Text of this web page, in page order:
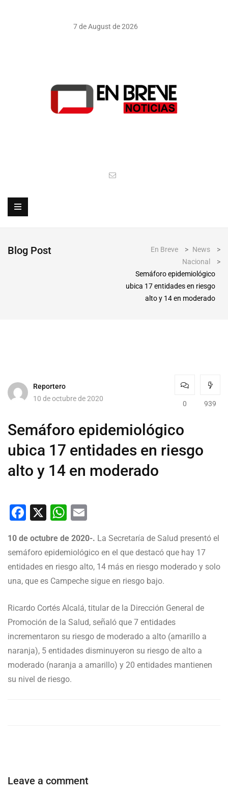
7 de August de 2026
Blog Post En Breve > News
>
Nacional
>
Semáforo epidemiológico
ubica 17 entidades en riesgo
alto y 14 en moderado
Reportero
10 de octubre de 2020
0 939
Semáforo epidemiológico
ubica 17 entidades en riesgo
alto y 14 en moderado
Facebook
X WhatsApp
10 de octubre de 2020-. La Secretaría de Salud presentó el
semáforo epidemiológico en el que destacó que hay 17
entidades en riesgo alto, 14 más en riesgo moderado y solo
una, que es Campeche sigue en riesgo bajo.
Ricardo Cortés Alcalá, titular de la Dirección General de
Promoción de la Salud, señaló que 7 entidades
incrementaron su riesgo de moderado a alto (amarillo a
naranja), 5 entidades disminuyeron su riesgo de alto a
moderado (naranja a amarillo) y 20 entidades mantienen
su nivel de riesgo.
Leave a comment